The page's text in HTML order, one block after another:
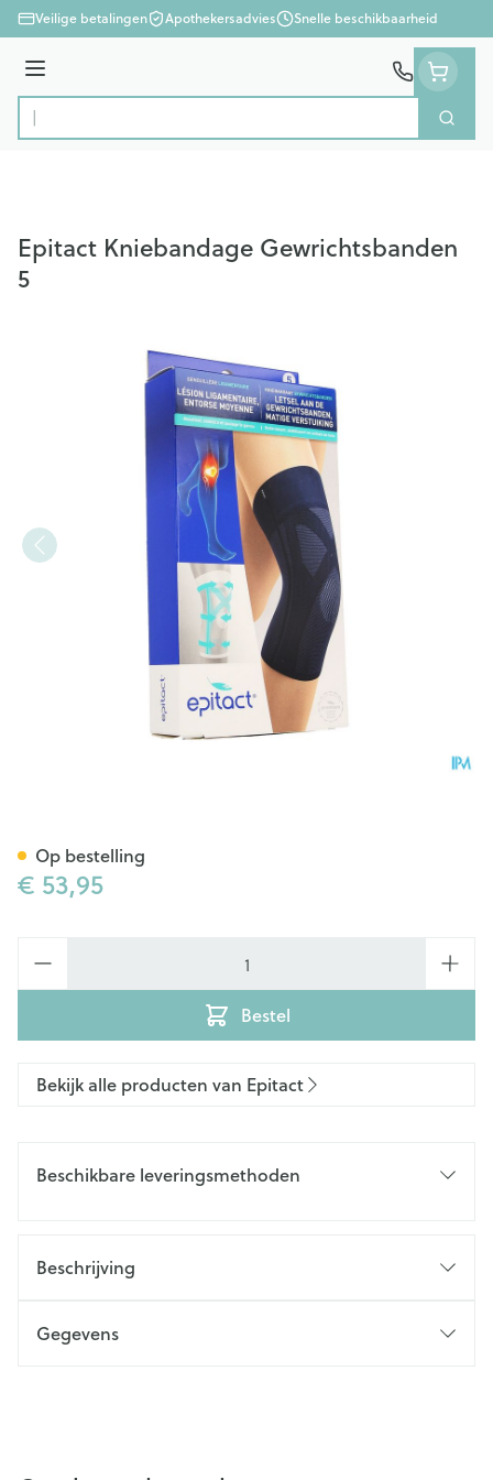
Ga naar de inhoud
Veilige betalingen Apothekersadvies Snelle beschikbaarheid
Menu
Product, merk, categorie...
Zoek
Epitact Kniebandage Gewrichtsbanden
5
€ 53,95
Bestel
Op bestelling
Bekijk alle producten van Epitact
Beschikbare leveringsmethoden
Beschrijving
Gegevens